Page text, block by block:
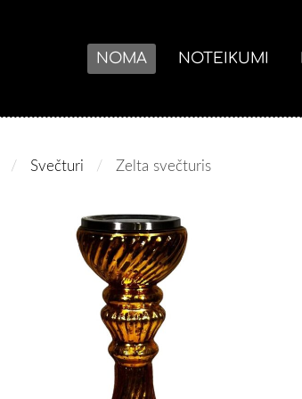
NOMA NOTEIKUMI
Svečturi Zelta svečturis